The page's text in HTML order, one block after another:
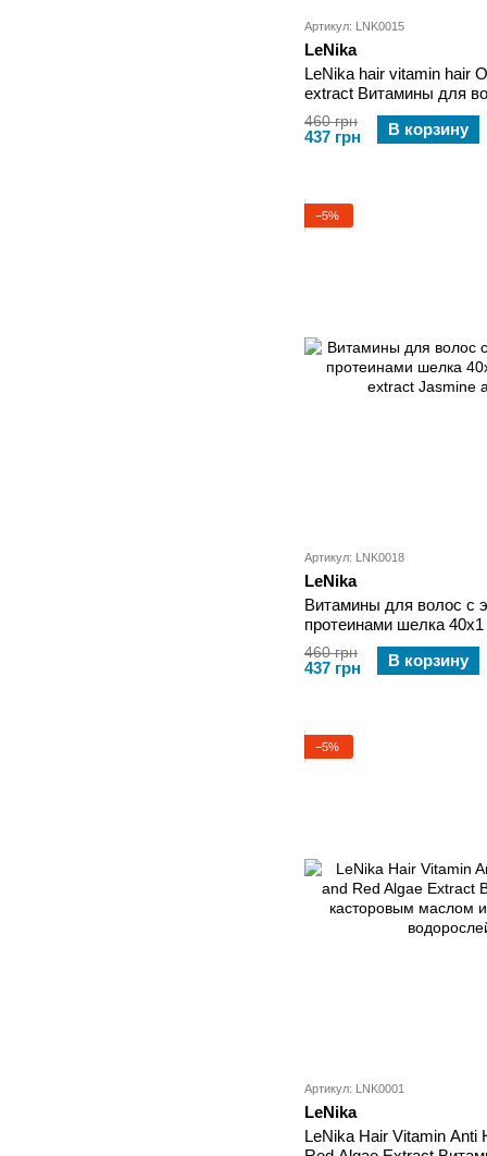
Артикул: LNK0015
LeNika
LeNika hair vitamin hair
extract Витамины для
маслом и экстрактом
460 грн
437 грн В корзину
−5%
Артикул: LNK0018
LeNika
Витамины для волос с
протеинами шелка
extract Jasmine and Silk
460 грн
437 грн В корзину
−5%
Артикул: LNK0001
LeNika
LeNika Hair Vitamin Anti